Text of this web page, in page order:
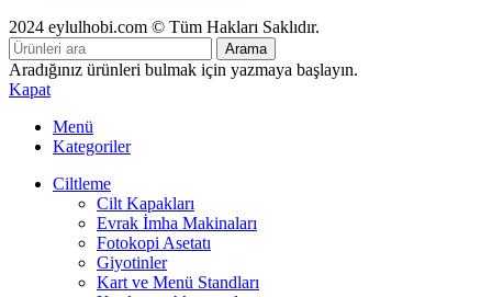
2024 eylulhobi.com © Tüm Hakları Saklıdır.
Arama
Aradığınız ürünleri bulmak için yazmaya başlayın.
Kapat
Menü
Kategoriler
Ciltleme
Cilt Kapakları
Evrak İmha Makinaları
Fotokopi Asetatı
Giyotinler
Kart ve Menü Standları